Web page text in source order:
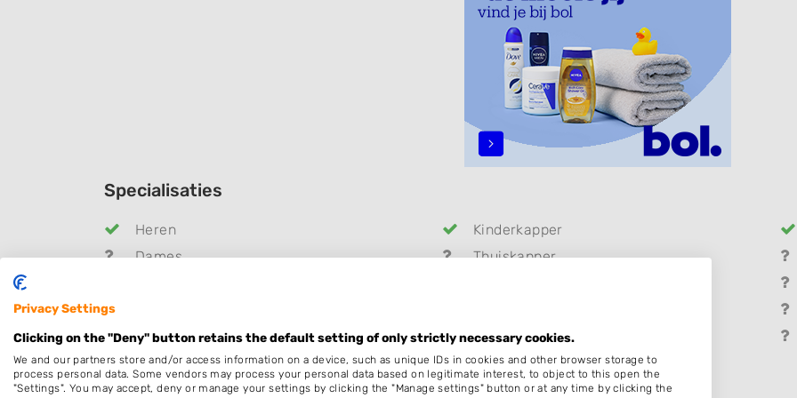
Specialisaties
Heren
Kinderkapper
Dames
Thuiskapper
Schoonheidssalon
Pruiken
Openingstijden
Privacy Settings
Clicking on the "Deny" button retains the default setting of only strictly necessary cookies.
We and our partners store and/or access information on a device, such as unique IDs in cookies and other browser storage to
process personal data. Some vendors may process your personal data based on legitimate interest, to object to this open the
"Settings". You may accept, deny or manage your settings by clicking the "Manage settings" button or at any time by clicking the